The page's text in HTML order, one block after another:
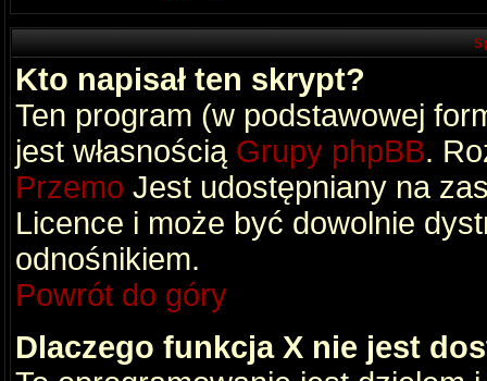
Kto napisał ten skrypt?
Ten program (w podstawowej
jest własnością Grupy phpBB.
Przemo Jest udostępniany na
Licence i może być dowolnie
odnośnikiem.
Powrót do góry
Dlaczego funkcja X nie jest